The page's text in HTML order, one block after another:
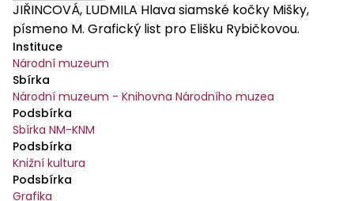
JIŘINCOVÁ, LUDMILA Hlava siamské kočky Mišky,
písmeno M. Grafický list pro Elišku Rybičkovou.
Instituce
Národní muzeum
Sbírka
Národní muzeum - Knihovna Národního muzea
Podsbírka
Sbírka NM-KNM
Podsbírka
Knižní kultura
Podsbírka
Grafika